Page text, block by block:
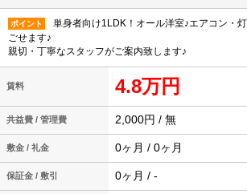
ポイント
単身者向け1LDK！オール洋室♪エアコン・
ごせます♪
親切・丁寧なスタッフがご案内致します♪
賃料 4.8万円
共益費 / 管理費 2,000円 / 無
敷金 / 礼金 0ヶ月 / 0ヶ月
保証金 / 敷引 0ヶ月 / -